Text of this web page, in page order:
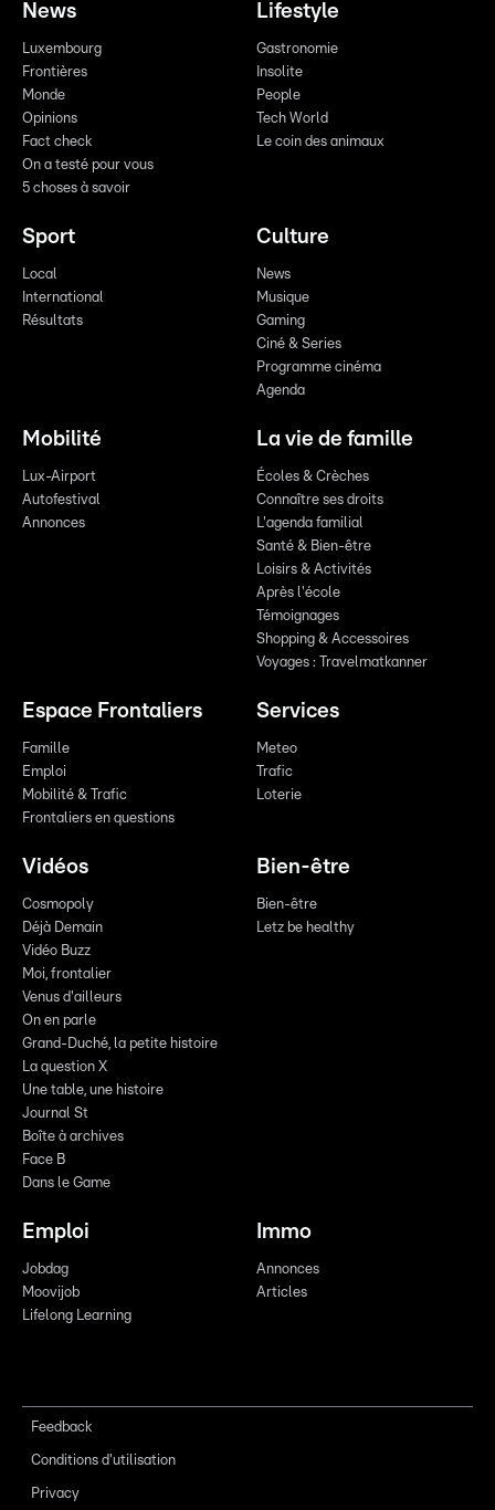
News
Luxembourg
Frontières
Monde
Opinions
Fact check
On a testé pour vous
5 choses à savoir
Lifestyle
Gastronomie
Insolite
People
Tech World
Le coin des animaux
Sport
Local
International
Résultats
Culture
News
Musique
Gaming
Ciné & Series
Programme cinéma
Agenda
Mobilité
Lux-Airport
Autofestival
Annonces
La vie de famille
Écoles & Crèches
Connaître ses droits
L'agenda familial
Santé & Bien-être
Loisirs & Activités
Après l'école
Témoignages
Shopping & Accessoires
Voyages : Travelmatkanner
Espace Frontaliers
Famille
Emploi
Mobilité & Trafic
Frontaliers en questions
Services
Meteo
Trafic
Loterie
Vidéos
Cosmopoly
Déjà Demain
Vidéo Buzz
Moi, frontalier
Venus d'ailleurs
On en parle
Grand-Duché, la petite histoire
La question X
Une table, une histoire
Journal St
Boîte à archives
Face B
Dans le Game
Bien-être
Bien-être
Letz be healthy
Emploi
Jobdag
Moovijob
Lifelong Learning
Immo
Annonces
Articles
Feedback
Conditions d'utilisation
Privacy